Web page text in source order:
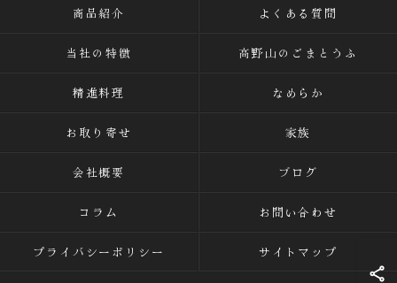
商品紹介 よくある質問
当社の特徴 高野山のごまとうふ
精進料理 なめらか
お取り寄せ 家族
会社概要 ブログ
コラム お問い合わせ
プライバシーポリシー サイトマップ